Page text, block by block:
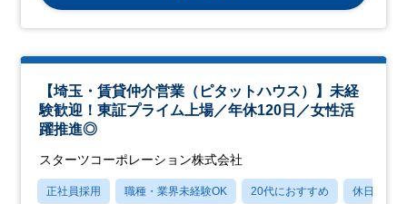
【埼玉・賃貸仲介営業（ピタットハウス）】未経
験歓迎！東証プライム上場／年休120日／女性活
躍推進◎
スターツコーポレーション株式会社
正社員採用 職種・業界未経験OK 20代におすすめ 休日120日